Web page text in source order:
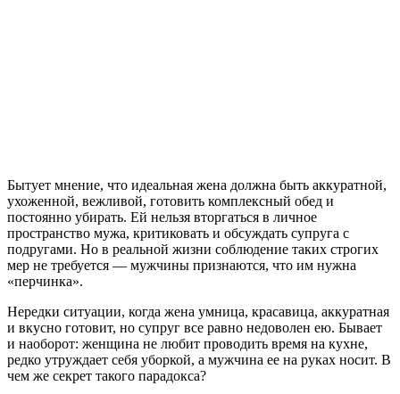
Бытует мнение, что идеальная жена должна быть аккуратной,
ухоженной, вежливой, готовить комплексный обед и
постоянно убирать. Ей нельзя вторгаться в личное
пространство мужа, критиковать и обсуждать супруга с
подругами. Но в реальной жизни соблюдение таких строгих
мер не требуется — мужчины признаются, что им нужна
«перчинка».
Нередки ситуации, когда жена умница, красавица, аккуратная
и вкусно готовит, но супруг все равно недоволен ею. Бывает
и наоборот: женщина не любит проводить время на кухне,
редко утруждает себя уборкой, а мужчина ее на руках носит. В
чем же секрет такого парадокса?